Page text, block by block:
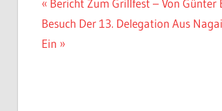
Beitragsnavigation
Beitrag:
Bericht Zum Grillfest – Von Günter
Nächster
Beitrag:
Besuch Der 13. Delegation Aus
Ein